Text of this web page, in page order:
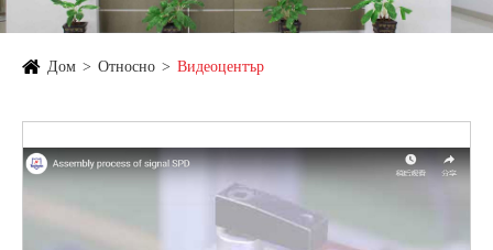
Дом Относно Видеоцентър